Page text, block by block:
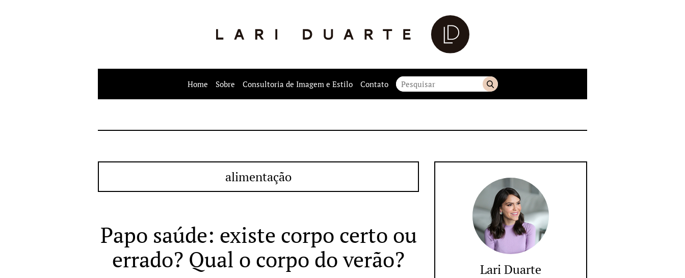
Home Sobre Consultoria de Imagem e Estilo Contato
alimentação
Papo saúde: existe corpo certo ou
errado? Qual o corpo do verão?
Lari Duarte